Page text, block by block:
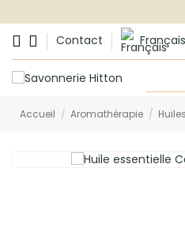
Contact Français
Accueil Aromathérapie